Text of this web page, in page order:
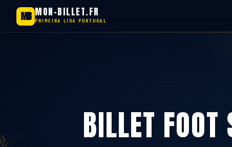
MB MON-BILLET.FR
PRIMEIRA LIGA PORTUGAL
BILLET